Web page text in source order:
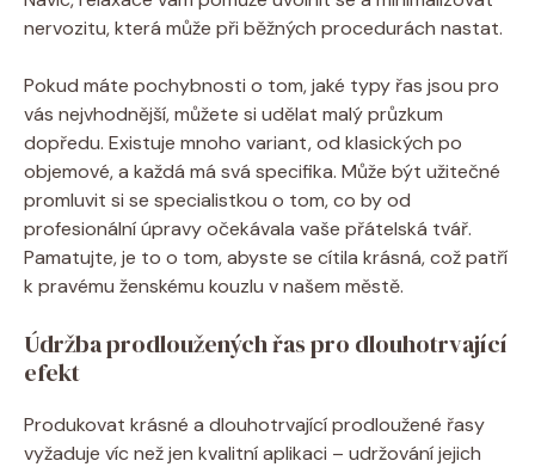
nervozitu, která může při běžných procedurách nastat.
Pokud máte pochybnosti o tom, jaké typy řas jsou pro
vás nejvhodnější, můžete si udělat malý průzkum
dopředu. Existuje mnoho variant, od klasických po
objemové, a každá má svá specifika. Může být užitečné
promluvit si se specialistkou o tom, co by od
profesionální úpravy očekávala vaše přátelská tvář.
Pamatujte, je to o tom, abyste se cítila krásná, což patří
k pravému ženskému kouzlu v našem městě.
Údržba prodloužených řas pro dlouhotrvající
efekt
Produkovat krásné a dlouhotrvající prodloužené řasy
vyžaduje víc než jen kvalitní aplikaci – udržování jejich